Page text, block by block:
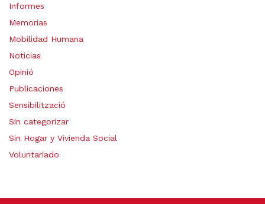
Informes
Memorias
Mobilidad Humana
Noticias
Opinió
Publicaciones
Sensibilització
Sin categorizar
Sin Hogar y Vivienda Social
Voluntariado